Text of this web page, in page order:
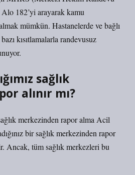
182’yi arayarak kamu
mümkün. Hastanelerde ve bağlı
kısıtlamalarla randevusuz
sağlık
alınır mı?
merkezinden rapor alma Acil
bir sağlık merkezinden rapor
Ancak, tüm sağlık merkezleri bu